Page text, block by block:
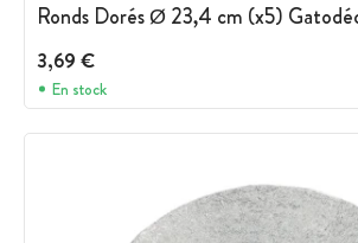
Ronds Dorés Ø 23,4 cm (x5)
3,69 €
En stock